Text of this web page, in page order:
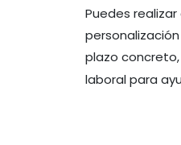
Puedes
plazo
laboral para